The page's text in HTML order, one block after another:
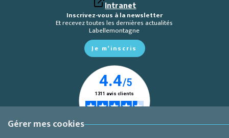
Intranet
Inscrivez-vous à la newsletter
Et recevez toutes les dernières actualités
Labellemontagne
Je m'inscris
Gérer mes cookies